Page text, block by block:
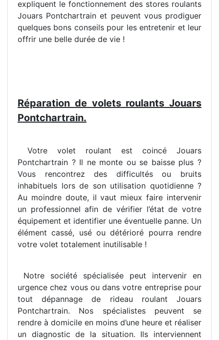
expliquent le fonctionnement des stores roulants
Jouars Pontchartrain et peuvent vous prodiguer
quelques bons conseils pour les entretenir et leur
offrir une belle durée de vie !
Réparation de volets roulants Jouars
Pontchartrain.
Votre volet roulant est coincé Jouars
Pontchartrain ? Il ne monte ou se baisse plus ?
Vous rencontrez des difficultés ou bruits
inhabituels lors de son utilisation quotidienne ?
Au moindre doute, il vaut mieux faire intervenir
un professionnel afin de vérifier l’état de votre
équipement et identifier une éventuelle panne. Un
élément cassé, usé ou détérioré pourra rendre
votre volet totalement inutilisable !
Notre société spécialisée peut intervenir en
urgence chez vous ou dans votre entreprise pour
tout dépannage de rideau roulant Jouars
Pontchartrain. Nos spécialistes peuvent se
rendre à domicile en moins d’une heure et réaliser
un diagnostic de la situation. Ils interviennent